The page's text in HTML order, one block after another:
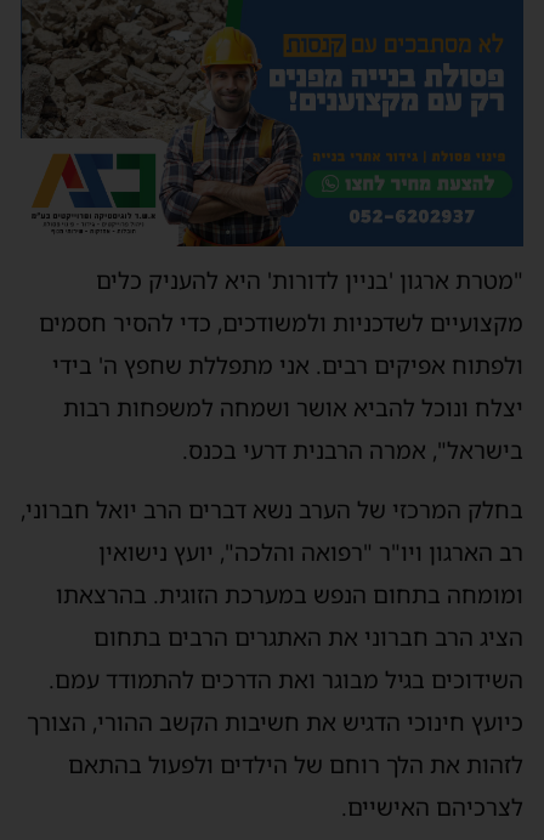
"מטרת ארגון 'בניין לדורות' היא להעניק כלים
מקצועיים לשדכניות ולמשודכים, כדי להסיר חסמים
ולפתוח אפיקים רבים. אני מתפללת שחפץ ה' בידי
יצלח ונוכל להביא אושר ושמחה למשפחות רבות
בישראל", אמרה הרבנית דרעי בכנס.
בחלק המרכזי של הערב נשא דברים הרב יואל חברוני,
רב הארגון ויו"ר "רפואה והלכה", יועץ נישואין
ומומחה בתחום הנפש במערכת הזוגית. בהרצאתו
הציג הרב חברוני את האתגרים הרבים בתחום
השידוכים בגיל מבוגר ואת הדרכים להתמודד עמם.
כיועץ חינוכי הדגיש את חשיבות הקשב ההורי, הצורך
לזהות את הלך רוחם של הילדים ולפעול בהתאם
לצרכיהם האישיים.